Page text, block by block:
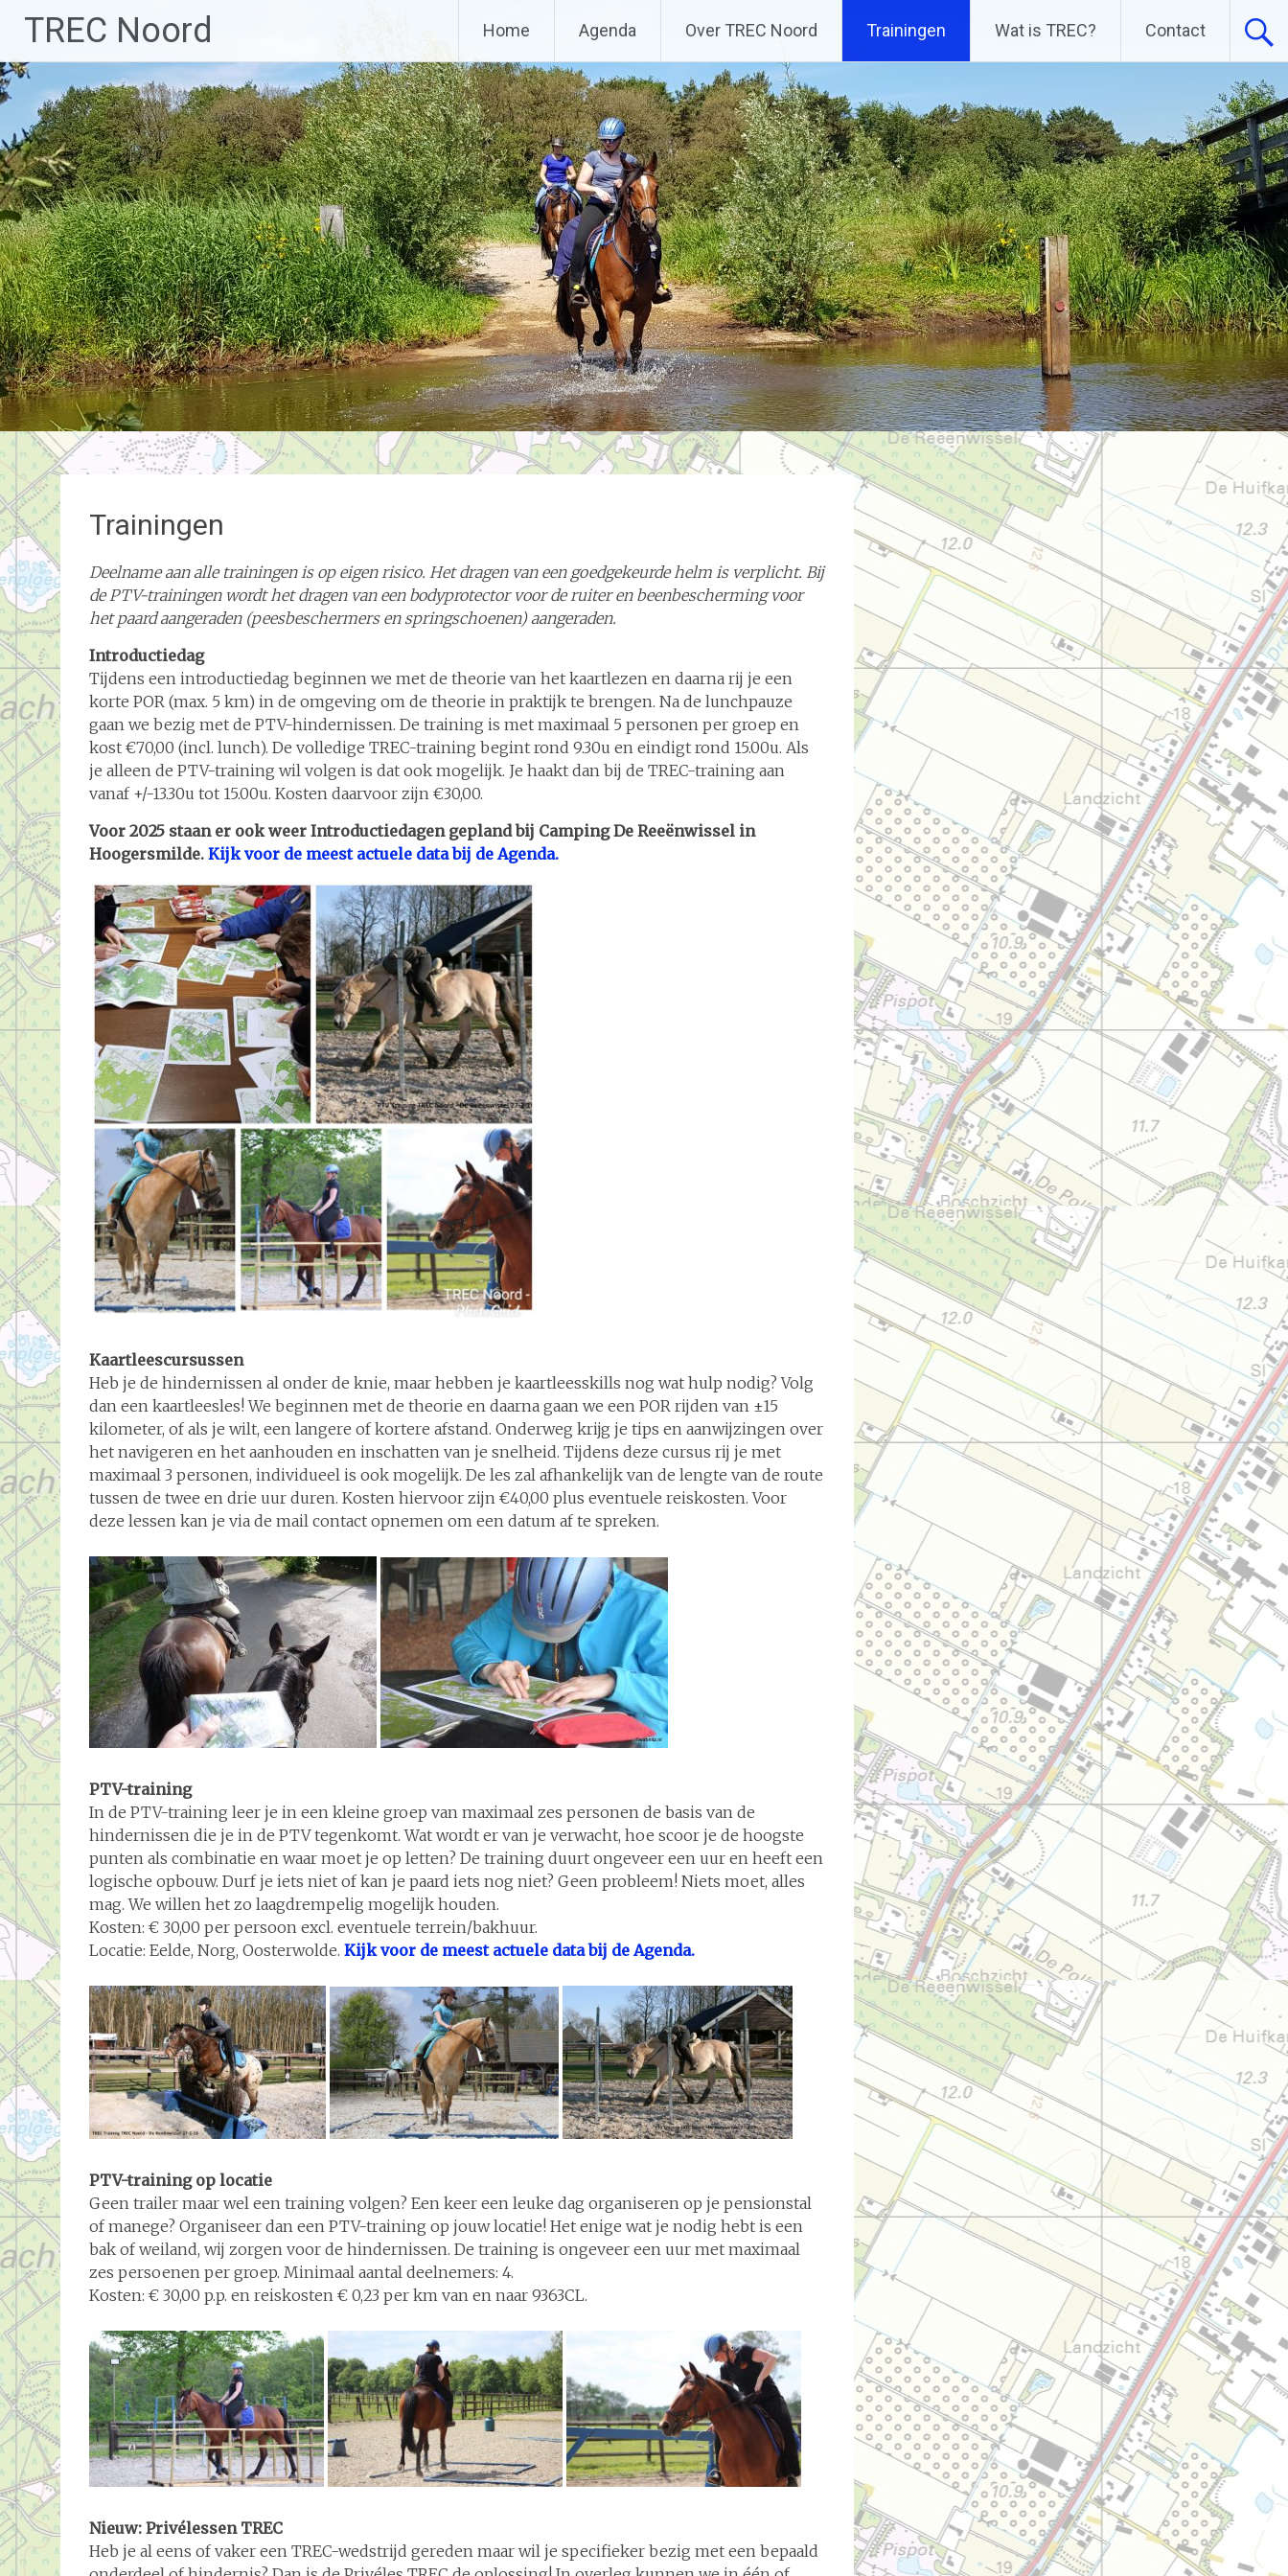
de
inhoud
TREC Noord Home Agenda Over TREC Noord Trainingen Wat is TREC? Contact
Trainingen
Deelname aan alle trainingen is op eigen risico. Het dragen van een goedgekeurde helm is verplicht. Bij
de PTV-trainingen wordt het dragen van een bodyprotector voor de ruiter en beenbescherming voor
het paard aangeraden (peesbeschermers en springschoenen) aangeraden.
Introductiedag
Tijdens een introductiedag beginnen we met de theorie van het kaartlezen en daarna rij je een
korte POR (max. 5 km) in de omgeving om de theorie in praktijk te brengen. Na de lunchpauze
gaan we bezig met de PTV-hindernissen. De training is met maximaal 5 personen per groep en
kost €70,00 (incl. lunch). De volledige TREC-training begint rond 9.30u en eindigt rond 15.00u. Als
je alleen de PTV-training wil volgen is dat ook mogelijk. Je haakt dan bij de TREC-training aan
vanaf +/-13.30u tot 15.00u. Kosten daarvoor zijn €30,00.
Voor 2025 staan er ook weer Introductiedagen gepland bij Camping De Reeënwissel in
Hoogersmilde. Kijk voor de meest actuele data bij de Agenda.
Kaartleescursussen
Heb je de hindernissen al onder de knie, maar hebben je kaartleesskills nog wat hulp nodig? Volg
dan een kaartleesles! We beginnen met de theorie en daarna gaan we een POR rijden van ±15
kilometer, of als je wilt, een langere of kortere afstand. Onderweg krijg je tips en aanwijzingen over
het navigeren en het aanhouden en inschatten van je snelheid. Tijdens deze cursus rij je met
maximaal 3 personen, individueel is ook mogelijk. De les zal afhankelijk van de lengte van de route
tussen de twee en drie uur duren. Kosten hiervoor zijn €40,00 plus eventuele reiskosten. Voor
deze lessen kan je via de mail contact opnemen om een datum af te spreken.
PTV-training
In de PTV-training leer je in een kleine groep van maximaal zes personen de basis van de
hindernissen die je in de PTV tegenkomt. Wat wordt er van je verwacht, hoe scoor je de hoogste
punten als combinatie en waar moet je op letten? De training duurt ongeveer een uur en heeft een
logische opbouw. Durf je iets niet of kan je paard iets nog niet? Geen probleem! Niets moet, alles
mag. We willen het zo laagdrempelig mogelijk houden.
Kosten: € 30,00 per persoon excl. eventuele terrein/bakhuur.
Locatie: Eelde, Norg, Oosterwolde. Kijk voor de meest actuele data bij de Agenda.
PTV-training op locatie
Geen trailer maar wel een training volgen? Een keer een leuke dag organiseren op je pensionstal
of manege? Organiseer dan een PTV-training op jouw locatie! Het enige wat je nodig hebt is een
bak of weiland, wij zorgen voor de hindernissen. De training is ongeveer een uur met maximaal
zes persoenen per groep. Minimaal aantal deelnemers: 4.
Kosten: € 30,00 p.p. en reiskosten € 0,23 per km van en naar 9363CL.
Nieuw: Privélessen TREC
Heb je al eens of vaker een TREC-wedstrijd gereden maar wil je specifieker bezig met een bepaald